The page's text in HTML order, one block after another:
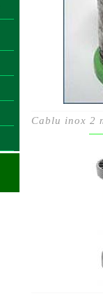
Cablu inox 2